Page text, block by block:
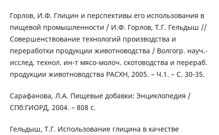
Горлов, И.Ф. Глицин и перспективы его использования в
пищевой промышленности / И.Ф. Горлов, Т.Г. Гельдыш //
Совершенствование технологий производства и
переработки продукции животноводства / Волгогр. науч.-
исслед. технол. ин-т мясо-молоч. скотоводства и перераб.
продукции животноводства РАСХН, 2005. – Ч.1. – С. 30-35.
Сарафанова, Л.А. Пищевые добавки: Энциклопедия /
СПб:ГИОРД, 2004. – 808 с.
Гельдыш, Т.Г. Использование глицина в качестве